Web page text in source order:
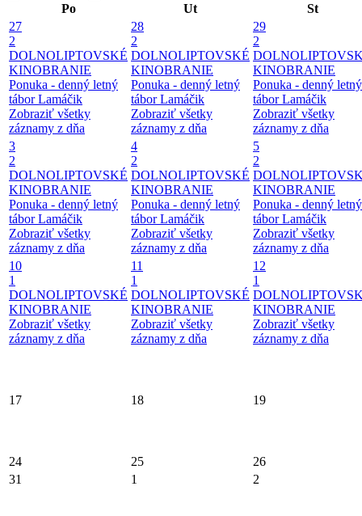
Po
Ut
St
27
2
DOLNOLIPTOVSKÉ
KINOBRANIE
Ponuka - denný letný
tábor Lamáčik
Zobraziť všetky
záznamy z dňa
28
2
DOLNOLIPTOVSKÉ
KINOBRANIE
Ponuka - denný letný
tábor Lamáčik
Zobraziť všetky
záznamy z dňa
29
2
KINOBRANIE
Ponuka - denný letný
tábor Lamáčik
Zobraziť všetky
záznamy z dňa
3
2
DOLNOLIPTOVSKÉ
KINOBRANIE
Ponuka - denný letný
tábor Lamáčik
Zobraziť všetky
záznamy z dňa
4
2
DOLNOLIPTOVSKÉ
KINOBRANIE
Ponuka - denný letný
tábor Lamáčik
Zobraziť všetky
záznamy z dňa
5
2
KINOBRANIE
Ponuka - denný letný
tábor Lamáčik
Zobraziť všetky
záznamy z dňa
10
1
DOLNOLIPTOVSKÉ
KINOBRANIE
Zobraziť všetky
záznamy z dňa
11
1
DOLNOLIPTOVSKÉ
KINOBRANIE
Zobraziť všetky
záznamy z dňa
12
1
KINOBRANIE
Zobraziť všetky
záznamy z dňa
17 18 19
24 25
26
31
1 2